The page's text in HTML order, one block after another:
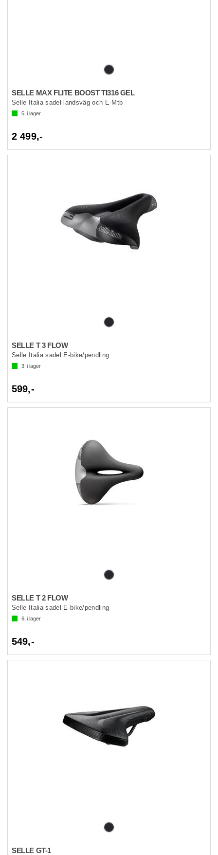
SELLE MAX FLITE BOOST TI316 GEL
Selle Italia sadel landsväg och E-Mtb
5 i lager
2 499,-
SELLE T 3 FLOW
Selle Italia sadel E-bike/pendling
3 i lager
599,-
SELLE T 2 FLOW
Selle Italia sadel E-bike/pendling
6 i lager
549,-
SELLE GT-1